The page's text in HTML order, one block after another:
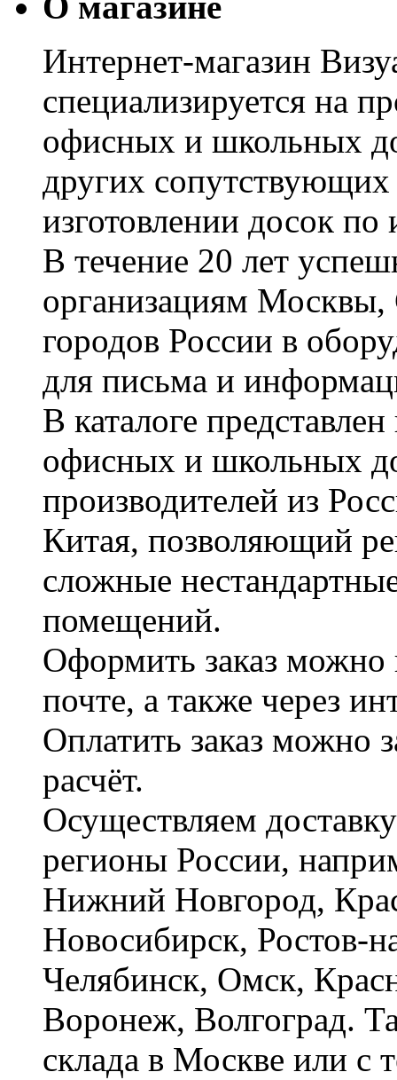
Интернет-магазин
специализируется на
офисных и школьных
других сопутствующих
изготовлении досок по
В течение 20 лет
организациям Москвы,
городов России в
для письма и
В каталоге
офисных и школьных
производителей из
Китая, позволяющий
сложные
помещений.
Оформить заказ можно
почте, а также через
Оплатить заказ можно
расчёт.
Осуществляем
регионы России,
Нижний Новгород,
Новосибирск, Ростов-
Челябинск, Омск,
Воронеж, Волгоград.
склада в Москве или с